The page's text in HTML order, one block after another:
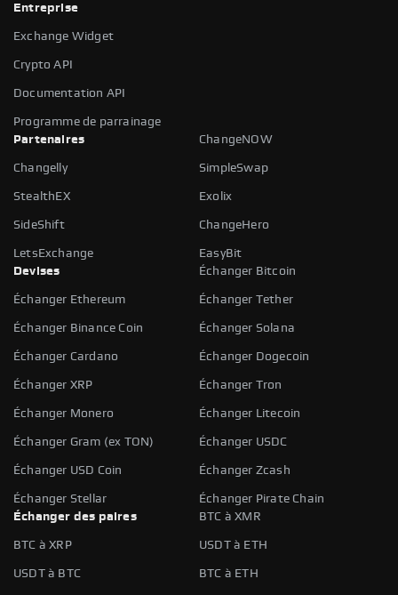
Entreprise
Exchange Widget
Crypto API
Documentation API
Programme de parrainage
Partenaires
ChangeNOW
Changelly SimpleSwap
StealthEX Exolix
SideShift ChangeHero
LetsExchange
EasyBit
Devises
Échanger Bitcoin
Échanger Ethereum Échanger Tether
Échanger Binance Coin Échanger Solana
Échanger Cardano Échanger Dogecoin
Échanger XRP Échanger Tron
Échanger Monero Échanger Litecoin
Échanger Gram (ex TON) Échanger USDC
Échanger USD Coin Échanger Zcash
Échanger Stellar
Échanger Pirate Chain
Échanger des paires
BTC à XMR
BTC à XRP USDT à ETH
USDT à BTC BTC à ETH